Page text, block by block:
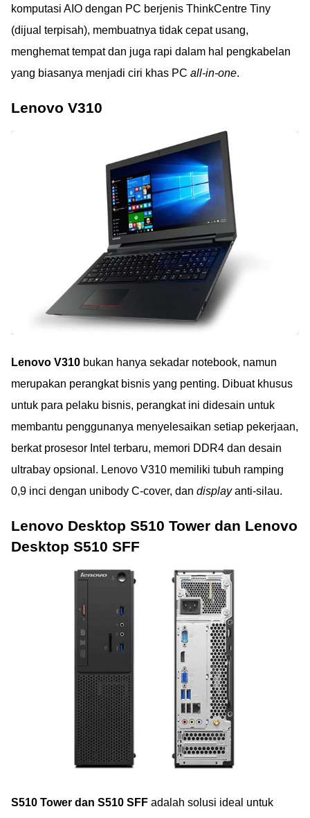
komputasi AIO dengan PC berjenis ThinkCentre Tiny
(dijual terpisah), membuatnya tidak cepat usang,
menghemat tempat dan juga rapi dalam hal pengkabelan
yang biasanya menjadi ciri khas PC all-in-one.
Lenovo V310
Lenovo V310 bukan hanya sekadar notebook, namun
merupakan perangkat bisnis yang penting. Dibuat khusus
untuk para pelaku bisnis, perangkat ini didesain untuk
membantu penggunanya menyelesaikan setiap pekerjaan,
berkat prosesor Intel terbaru, memori DDR4 dan desain
ultrabay opsional. Lenovo V310 memiliki tubuh ramping
0,9 inci dengan unibody C-cover, dan displayanti-silau.
Lenovo Desktop S510 Tower dan Lenovo
Desktop S510 SFF
S510 Tower dan S510 SFF adalah solusi ideal untuk